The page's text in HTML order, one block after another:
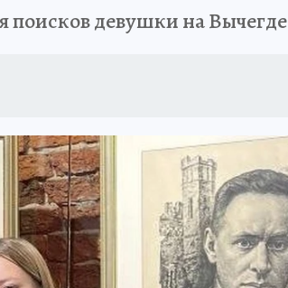
поисков девушки на Вычегде